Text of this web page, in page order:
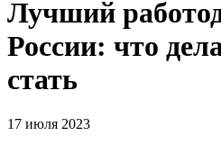
Лучший
России: что
стать
17 июля 2023